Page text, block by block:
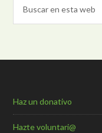
Haz un donativo
Hazte voluntari@